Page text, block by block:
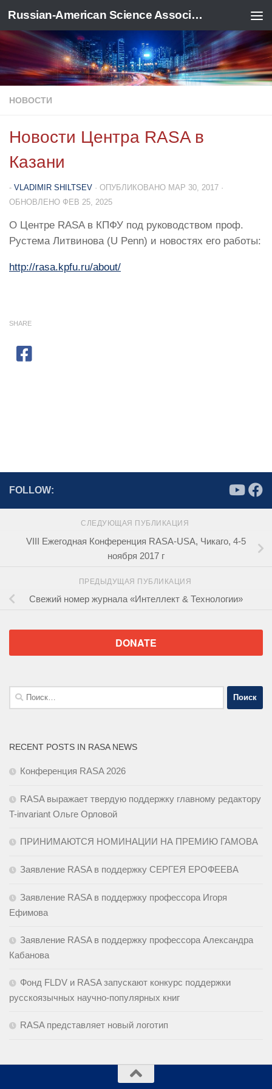
Перейти к содержимому Russian-American Science Association
НОВОСТИ
Новости Центра RASA в
Казани
- VLADIMIR SHILTSEV · ОПУБЛИКОВАНО МАР 30, 2017 ·
ОБНОВЛЕНО ФЕВ 25, 2025
О Центре RASA в КПФУ под руководством проф.
Рустема Литвинова (U Penn) и новостях его работы:
http://rasa.kpfu.ru/about/
SHARE
FOLLOW:
СЛЕДУЮЩАЯ ПУБЛИКАЦИЯ
VIII Ежегодная Конференция RASA-USA, Чикаго, 4-5
ноября 2017 г
ПРЕДЫДУЩАЯ ПУБЛИКАЦИЯ
Свежий номер журнала «Интеллект & Технологии»
DONATE
Найти:
RECENT POSTS IN RASA NEWS
Конференция RASA 2026
RASA выражает твердую поддержку главному редактору
T-invariant Ольге Орловой
ПРИНИМАЮТСЯ НОМИНАЦИИ НА ПРЕМИЮ ГАМОВА
Заявление RASA в поддержку СЕРГЕЯ ЕРОФЕЕВА
Заявление RASA в поддержку профессора Игоря
Ефимова
Заявление RASA в поддержку профессора Александра
Кабанова
Фонд FLDV и RASA запускают конкурс поддержки
русскоязычных научно-популярных книг
RASA представляет новый логотип